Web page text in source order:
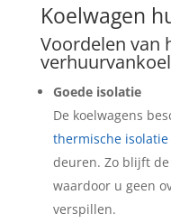
Koelwagen
Voordelen van
Goede isolatie
De koelwagens
thermische isolatie
deuren. Zo blijft
waardoor u geen
verspillen.